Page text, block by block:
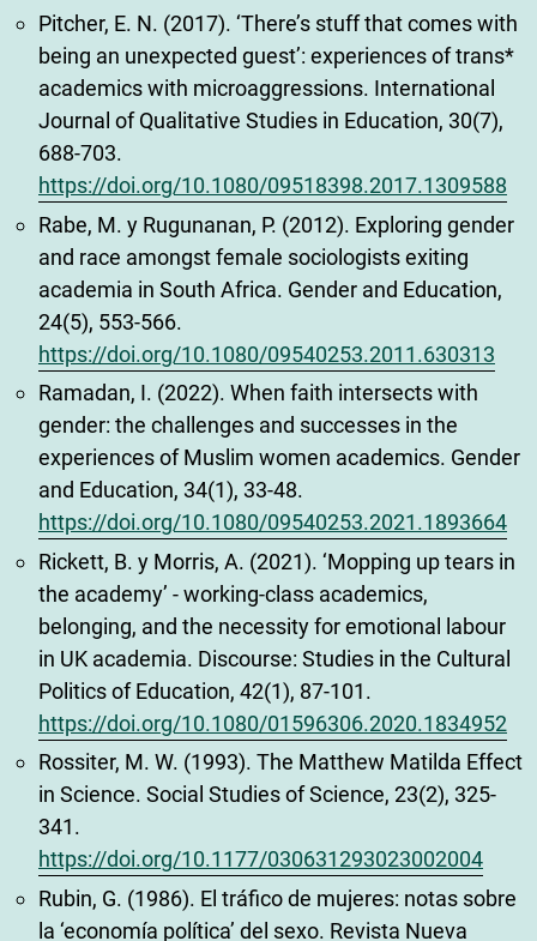
Pitcher, E. N. (2017). ‘There’s stuff that comes with
being an unexpected guest’: experiences of trans*
academics with microaggressions. International
Journal of Qualitative Studies in Education, 30(7),
688-703.
https://doi.org/10.1080/09518398.2017.1309588
Rabe, M. y Rugunanan, P. (2012). Exploring gender
and race amongst female sociologists exiting
academia in South Africa. Gender and Education,
24(5), 553-566.
https://doi.org/10.1080/09540253.2011.630313
Ramadan, I. (2022). When faith intersects with
gender: the challenges and successes in the
experiences of Muslim women academics. Gender
and Education, 34(1), 33-48.
https://doi.org/10.1080/09540253.2021.1893664
Rickett, B. y Morris, A. (2021). ‘Mopping up tears in
the academy’ - working-class academics,
belonging, and the necessity for emotional labour
in UK academia. Discourse: Studies in the Cultural
Politics of Education, 42(1), 87-101.
https://doi.org/10.1080/01596306.2020.1834952
Rossiter, M. W. (1993). The Matthew Matilda Effect
in Science. Social Studies of Science, 23(2), 325-
341.
https://doi.org/10.1177/030631293023002004
Rubin, G. (1986). El tráfico de mujeres: notas sobre
la ‘economía política’ del sexo. Revista Nueva